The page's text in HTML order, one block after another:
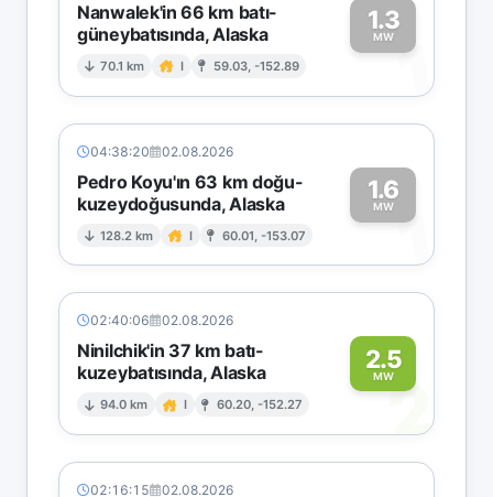
Nanwalek'in 66 km batı-
güneybatısında, Alaska
70.1 km I 59.03, -152.89
1.3
MW1
04:38:20 02.08.2026
Pedro Koyu'ın 63 km doğu-
kuzeydoğusunda, Alaska
128.2 km I 60.01, -153.07
1.6
MW1
02:40:06 02.08.2026
Ninilchik'in 37 km batı-
kuzeybatısında, Alaska
94.0 km I 60.20, -152.27
2.5
MW2
02:16:15 02.08.2026